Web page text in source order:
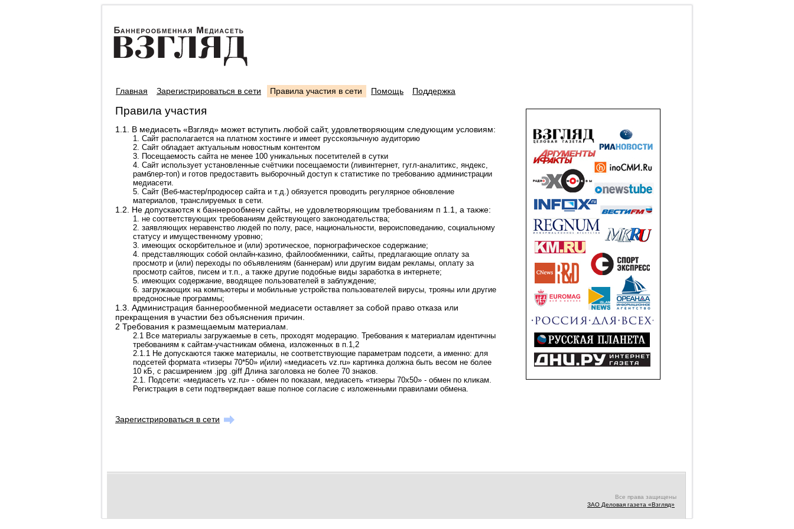
Главная Зарегистрироваться в сети Правила участия в сети Помощь Поддержка
Правила участия
1.1. В медиасеть «Взгляд» может вступить любой сайт, удовлетворяющим следующим условиям:
1. Сайт располагается на платном хостинге и имеет русскоязычную аудиторию
2. Сайт обладает актуальным новостным контентом
3. Посещаемость сайта не менее 100 уникальных посетителей в сутки
4. Сайт использует установленные счётчики посещаемости (ливинтернет, гугл-аналитикс, яндекс,
рамблер-топ) и готов предоставить выборочный доступ к статистике по требованию администрации
медиасети.
5. Сайт (Веб-мастер/продюсер сайта и т.д.) обязуется проводить регулярное обновление
материалов, транслируемых в сети.
1.2. Не допускаются к баннерообмену сайты, не удовлетворяющим требованиям п 1.1, а также:
1. не соответствующих требованиям действующего законодательства;
2. заявляющих неравенство людей по полу, расе, национальности, вероисповеданию, социальному
статусу и имущественному уровню;
3. имеющих оскорбительное и (или) эротическое, порнографическое содержание;
4. представляющих собой онлайн-казино, файлообменники, сайты, предлагающие оплату за
просмотр и (или) переходы по объявлениям (баннерам) или другим видам рекламы, оплату за
просмотр сайтов, писем и т.п., а также другие подобные виды заработка в интернете;
5. имеющих содержание, вводящее пользователей в заблуждение;
6. загружающих на компьютеры и мобильные устройства пользователей вирусы, трояны или другие
вредоносные программы;
1.3. Администрация баннерообменной медиасети оставляет за собой право отказа или
прекращения в участии без объяснения причин.
2 Требования к размещаемым материалам.
2.1 Все материалы загружаемые в сеть, проходят модерацию. Требования к материалам идентичны
требованиям к сайтам-участникам обмена, изложенных в п.1,2
2.1.1 Не допускаются также материалы, не соответствующие параметрам подсети, а именно: для
подсетей формата «тизеры 70*50» и(или) «медиасеть vz.ru» картинка должна быть весом не более
10 кБ, с расширением .jpg .giff Длина заголовка не более 70 знаков.
2.1. Подсети: «медиасеть vz.ru» - обмен по показам, медиасеть «тизеры 70х50» - обмен по кликам.
Регистрация в сети подтверждает ваше полное согласие с изложенными правилами обмена.
Зарегистрироваться в сети
Все права защищены
ЗАО Деловая газета «Взгляд»